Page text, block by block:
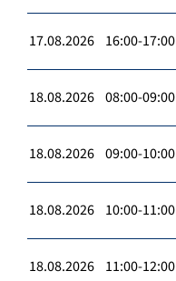
17.08.2026 16:00-17:00
18.08.2026 08:00-09:00
18.08.2026 09:00-10:00
18.08.2026 10:00-11:00
18.08.2026 11:00-12:00